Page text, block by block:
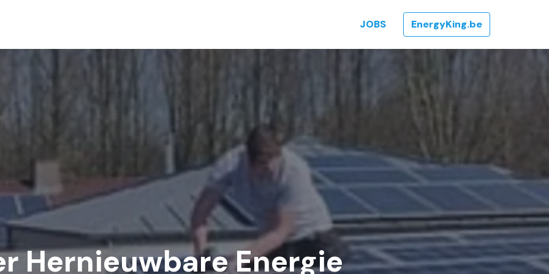
JOBS EnergyKing.be
Hernieuwbare Energie